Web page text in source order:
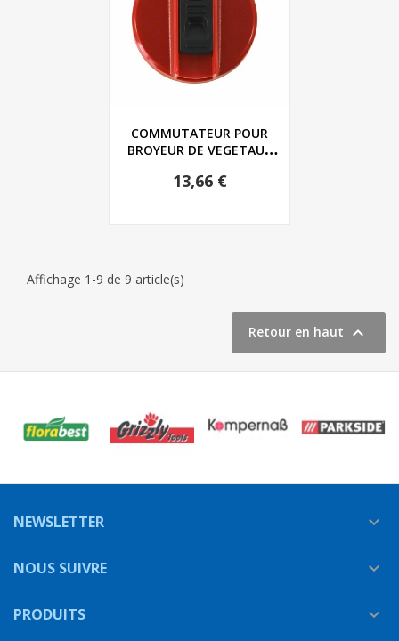
COMMUTATEUR POUR
BROYEUR DE VEGETAUX
13,66 €
Affichage 1-9 de 9 article(s)
Retour en haut 
NEWSLETTER 
NOUS SUIVRE 
PRODUITS 